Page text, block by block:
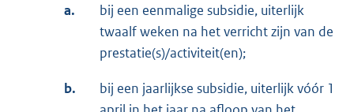
a.
bij een eenmalige subsidie, uiterlijk
twaalf weken na het verricht zijn van de
prestatie(s)/activiteit(en);
b.
bij een jaarlijkse subsidie, uiterlijk vóór 1